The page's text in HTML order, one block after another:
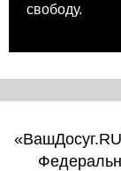
свободу.